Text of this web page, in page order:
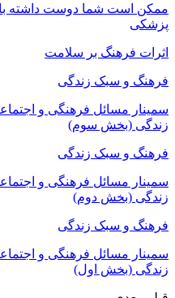
ممکن است شما دوست داشته
پزشکی
اثرات فرهنگ بر سلامت
فرهنگ و سبک زندگی
سمینار مسائل فرهنگی و
زندگی (بخش سوم)
فرهنگ و سبک زندگی
سمینار مسائل فرهنگی و
زندگی (بخش دوم)
فرهنگ و سبک زندگی
سمینار مسائل فرهنگی و
زندگی (بخش اول)